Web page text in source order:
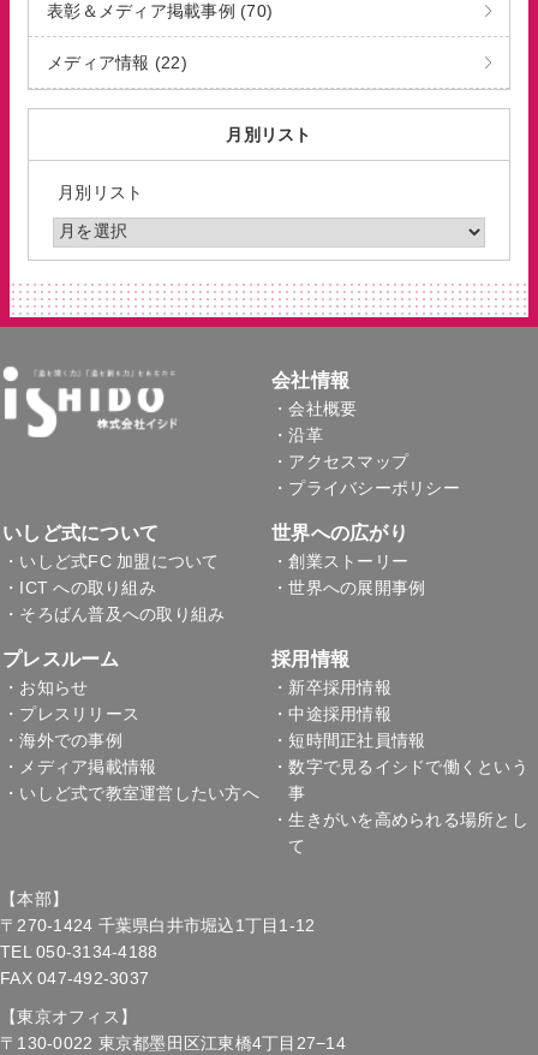
表彰＆メディア掲載事例 (70)
メディア情報 (22)
月別リスト
月別リスト
会社情報
・会社概要
・沿革
・アクセスマップ
・プライバシーポリシー
いしど式について
・いしど式FC 加盟について
・ICT への取り組み
・そろばん普及への取り組み
世界への広がり
・創業ストーリー
・世界への展開事例
プレスルーム
・お知らせ
・プレスリリース
・海外での事例
・メディア掲載情報
・いしど式で教室運営 したい方へ
採用情報
・新卒採用情報
・中途採用情報
・短時間正社員情報
・数字で見るイシドで働くという
事
・生きがいを高められる場所とし
て
【本部】
〒270-1424 千葉県白井市堀込1丁目1-12
TEL 050-3134-4188
FAX 047-492-3037
【東京オフィス】
〒130-0022 東京都墨田区江東橋4丁目27−14